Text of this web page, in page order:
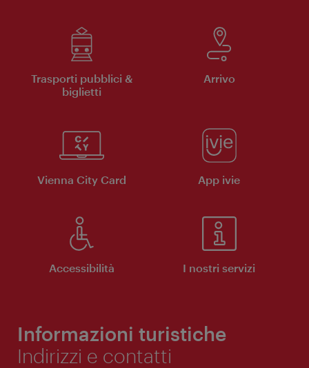
Trasporti pubblici &
biglietti
Arrivo
Vienna City Card App ivie
Accessibilità I nostri servizi
Informazioni turistiche
Indirizzi e contatti